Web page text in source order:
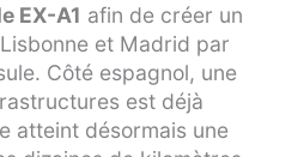
EX-A1 afin de créer un
et Madrid par
Côté espagnol, une
est déjà
atteint désormais une